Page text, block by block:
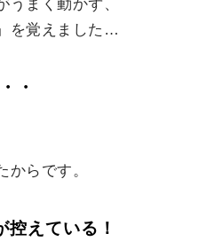
うまく動かず、
を覚えました…
・
からです。
えている！